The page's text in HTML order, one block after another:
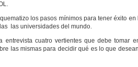
los pasos mínimos para tener éxito en
las universidades del mundo.
entrevista cuatro vertientes que debe tomar
las mismas para decidir qué es lo que